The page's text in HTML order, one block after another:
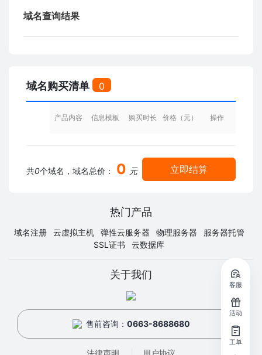
域名查询结果
域名购买清单 0
产品内容 信息模板 购买时长 价格（元） 操作
共0个域名，域名总价： 0 元 立即结算
热门产品
域名注册 云虚拟主机 弹性云服务器 物理服务器
服务器托管
SSL证书
云数据库
关于我们
售前咨询： 0663-8688680
法律声明 用户协议
客服
活动
工单